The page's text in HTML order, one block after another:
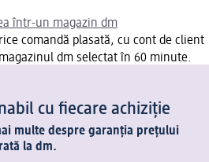
într-un magazin dm
comandă plasată, cu cont de client
dm selectat în 60 minute.
cu fiecare achiziție
multe despre garanția prețului
la dm.